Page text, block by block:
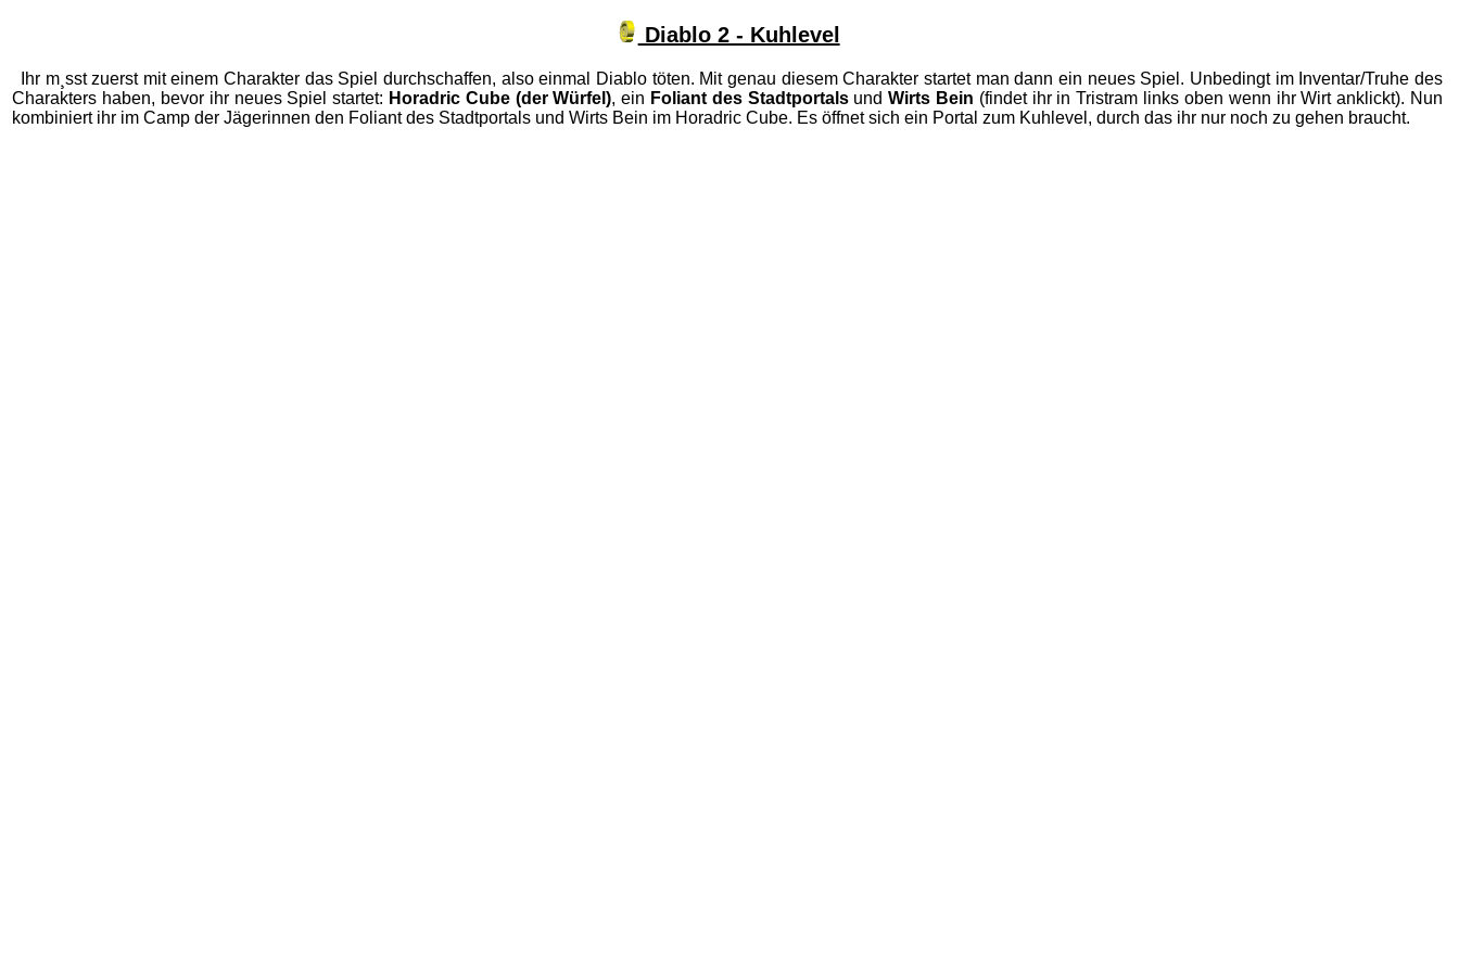
Diablo 2 - Kuhlevel
Ihr m¸sst zuerst mit einem Charakter das Spiel durchschaffen, also einmal Diablo töten. Mit genau diesem Charakter startet man dann ein neues Spiel. Unbedingt im Inventar/Truhe des
Charakters haben, bevor ihr neues Spiel startet: Horadric Cube (der Würfel), ein Foliant des StadtportalsundWirts Bein (findet ihr in Tristram links oben wenn ihr Wirt anklickt). Nun
kombiniert ihr im Camp der Jägerinnen den Foliant des Stadtportals und Wirts Bein im Horadric Cube. Es öffnet sich ein Portal zum Kuhlevel, durch das ihr nur noch zu gehen braucht.